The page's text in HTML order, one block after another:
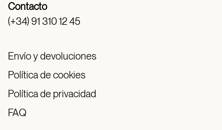
Contacto
(+34) 91 310 12 45
Envío y devoluciones
Política de cookies
Política de privacidad
FAQ